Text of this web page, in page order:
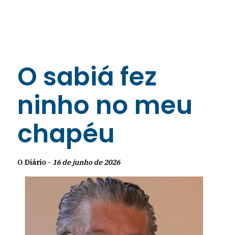
O sabiá fez
ninho no meu
chapéu
O Diário - 16 de junho de 2026